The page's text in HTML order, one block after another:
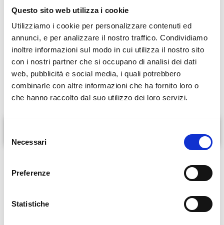
Questo sito web utilizza i cookie
Utilizziamo i cookie per personalizzare contenuti ed
annunci, e per analizzare il nostro traffico. Condividiamo
inoltre informazioni sul modo in cui utilizza il nostro sito
con i nostri partner che si occupano di analisi dei dati
web, pubblicità e social media, i quali potrebbero
combinarle con altre informazioni che ha fornito loro o
che hanno raccolto dal suo utilizzo dei loro servizi.
Necessari
Preferenze
Statistiche
patologie delle ovaie e delle tube, endometriosi
profonda, prolasso urogenitale). Svolge attività
di ricerca clinica nell’ambito dell’uroginecologia
presso l’Università Cattolica del Sacro Cuore –
Fondazione Policlinico Universitario Agostino
Gemelli IRCCS.
disturbi del basso tratto urinario nella donna (cistiti croniche o
patologie ginecologiche benigne (fibromi uterini, patologie delle
ovaie e delle tube, endometriosi profonda, prolasso urogenitale)